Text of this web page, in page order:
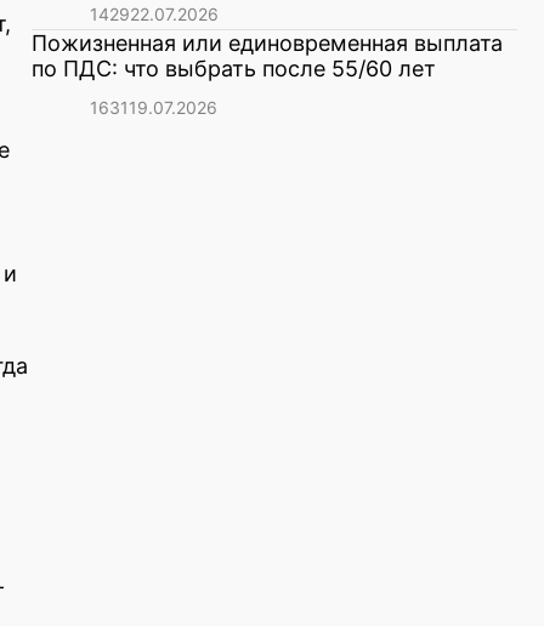
142922.07.2026
Пожизненная или единовременная выплата
по ПДС: что выбрать после 55/60 лет
163119.07.2026